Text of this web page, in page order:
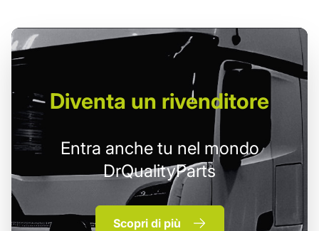
Diventa un rivenditore
Entra anche tu nel mondo
DrQualityParts
Scopri di più